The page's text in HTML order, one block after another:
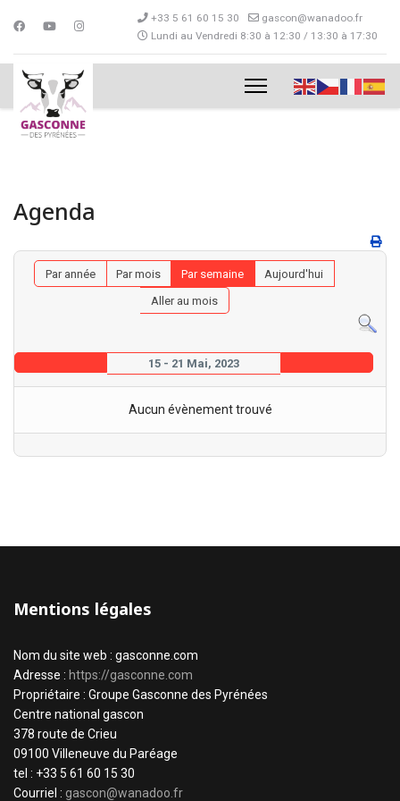
+33 5 61 60 15 30
gascon@wanadoo.fr
Lundi au Vendredi 8:30 à 12:30 / 13:30 à 17:30
Agenda
Par année Par mois Par semaine
Aujourd'hui
Aller au mois
15 - 21 Mai, 2023
Aucun évènement trouvé
Mentions légales
Nom du site web : gasconne.com
Adresse : https://gasconne.com
Propriétaire : Groupe Gasconne des Pyrénées
Centre national gascon
378 route de Crieu
09100 Villeneuve du Paréage
tel : +33 5 61 60 15 30
Courriel : gascon@wanadoo.fr